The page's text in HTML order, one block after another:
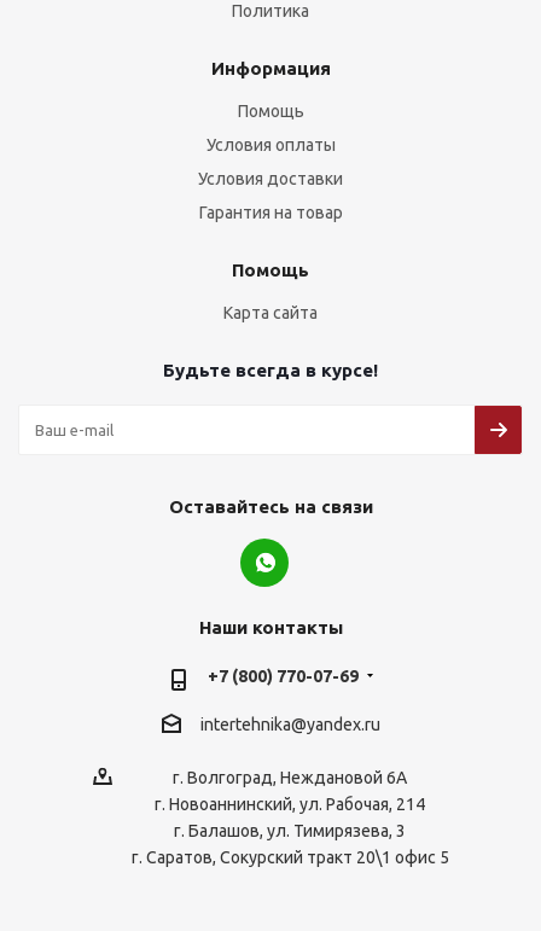
Политика
Информация
Помощь
Условия оплаты
Условия доставки
Гарантия на товар
Помощь
Карта сайта
Будьте всегда в курсе!
Оставайтесь на связи
Наши контакты
+7 (800) 770-07-69
intertehnika@yandex.ru
г. Волгоград, Неждановой 6А
г. Новоаннинский, ул. Рабочая, 214
г. Балашов, ул. Тимирязева, 3
г. Саратов, Сокурский тракт 20\1 офис 5